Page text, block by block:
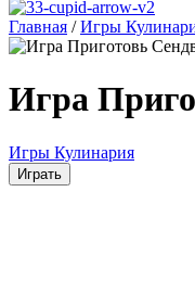
Главная / Игры
Игра
Игры Кулинария
Играть